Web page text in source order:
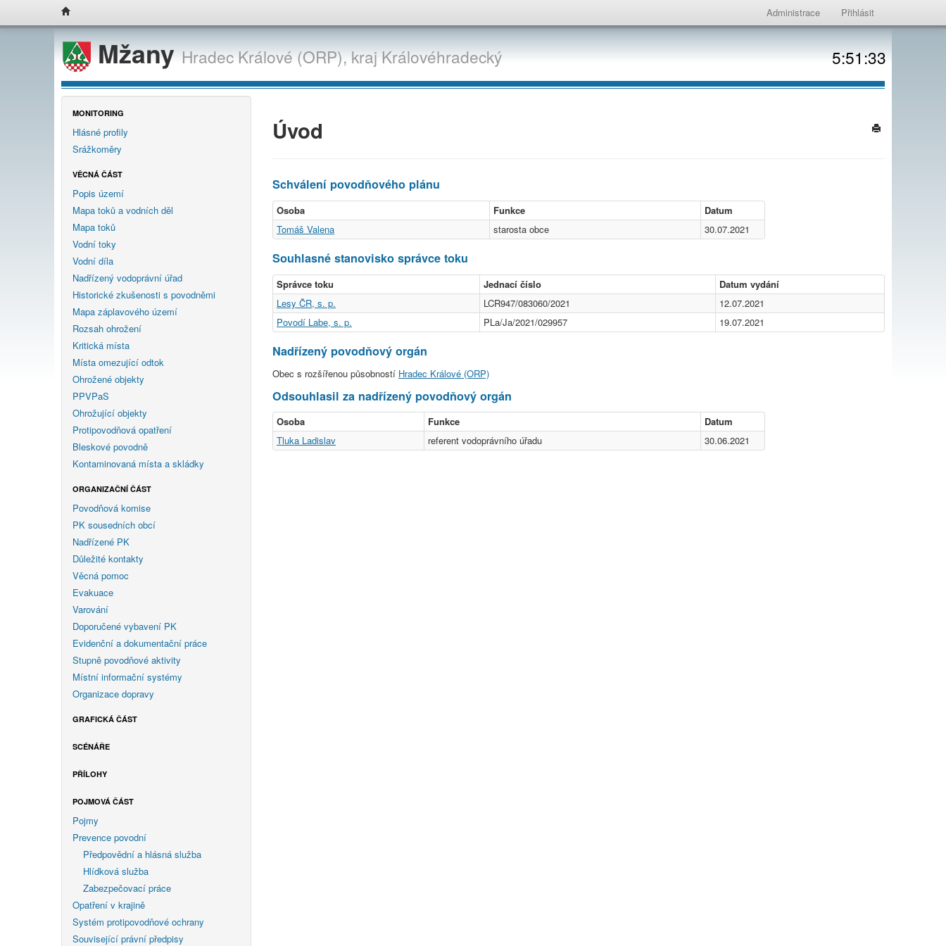
Administrace Přihlásit
MžanyHradec Králové (ORP),krajKrálovéhradecký 5:51:33
MONITORING
Hlásné profily
Srážkoměry
VĚCNÁ ČÁST
Popis území
Mapa toků a vodních děl
Mapa toků
Vodní toky
Vodní díla
Nadřízený vodoprávní úřad
Historické zkušenosti s povodněmi
Mapa záplavového území
Rozsah ohrožení
Kritická místa
Místa omezující odtok
Ohrožené objekty
PPVPaS
Ohrožující objekty
Protipovodňová opatření
Bleskové povodně
Kontaminovaná místa a skládky
ORGANIZAČNÍ ČÁST
Povodňová komise
PK sousedních obcí
Nadřízené PK
Důležité kontakty
Věcná pomoc
Evakuace
Varování
Doporučené vybavení PK
Evidenční a dokumentační práce
Stupně povodňové aktivity
Místní informační systémy
Organizace dopravy
GRAFICKÁ ČÁST
SCÉNÁŘE
PŘÍLOHY
POJMOVÁ ČÁST
Pojmy
Prevence povodní
Předpovědní a hlásná služba
Hlídková služba
Zabezpečovací práce
Opatření v krajině
Systém protipovodňové ochrany
Související právní předpisy
Úvod
Schválení povodňového plánu
Osoba Funkce
Datum
Tomáš Valena
starosta obce 30.07.2021
Souhlasné stanovisko správce toku
Správce toku Jednací číslo
Datum vydání
Lesy ČR, s. p.
LCR947/083060/2021
12.07.2021
Povodí Labe, s. p.
PLa/Ja/2021/029957 19.07.2021
Nadřízený povodňový orgán
Obec s rozšířenou působností Hradec Králové (ORP)
Odsouhlasil za nadřízený povodňový orgán
Osoba Funkce
Datum
Tluka Ladislav
referent vodoprávního úřadu 30.06.2021